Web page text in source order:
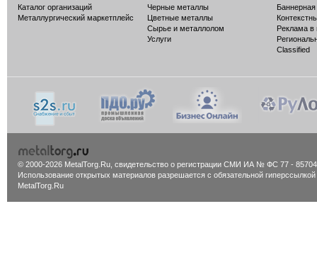
Каталог организаций
Металлургический маркетплейс
Черные металлы
Цветные металлы
Сырье и металлолом
Услуги
Реклама в
Classified
© 2000-2026 MetalTorg.Ru, cвидетельство о регистрации СМИ ИА № ФС 77 - 85704
Использование открытых материалов разрешается с обязательной гиперссылкой
MetalTorg.Ru